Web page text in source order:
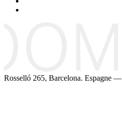
Rosselló 265, Barcelona. Espagne —